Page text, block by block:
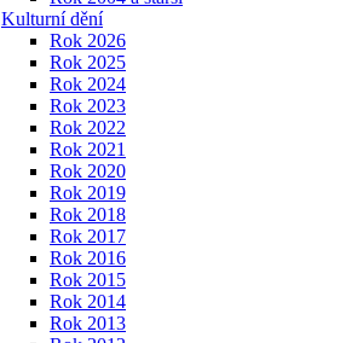
Kulturní dění
Rok 2026
Rok 2025
Rok 2024
Rok 2023
Rok 2022
Rok 2021
Rok 2020
Rok 2019
Rok 2018
Rok 2017
Rok 2016
Rok 2015
Rok 2014
Rok 2013